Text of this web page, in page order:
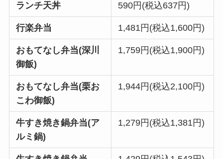
ランチ天丼 590円(税込637円)
行楽弁当 1,481円(税込1,600円)
おもてなし弁当(深川
御飯)
1,759円(税込1,900円)
おもてなし弁当(栗お
こわ御飯)
1,944円(税込2,100円)
牛すき焼き鍋弁当(ア
ルミ鍋)
1,279円(税込1,381円)